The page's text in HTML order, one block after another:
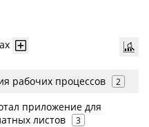
рабочих процессов 2
приложение для
листов
3